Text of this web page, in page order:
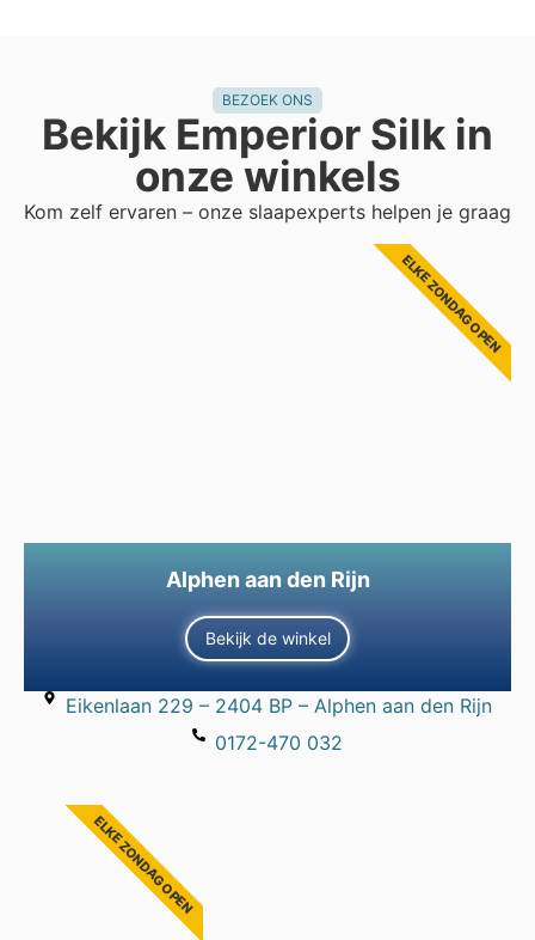
BEZOEK ONS
Bekijk Emperior Silk in
onze winkels
Kom zelf ervaren – onze slaapexperts helpen je graag
Alphen aan den Rijn
Bekijk de winkel
ELKE ZONDAG OPEN
Eikenlaan 229 – 2404 BP – Alphen aan den Rijn
0172-470 032
ELKE ZONDAG OPEN